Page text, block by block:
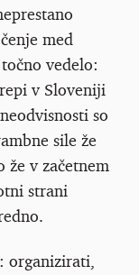
med
vedelo:
v Sloveniji
so
sile že
že v začetnem
strani
organizirati,